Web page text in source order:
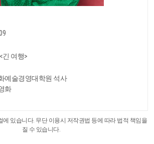
긴 여행>
예술경영대학원 석사
화
에 있습니다. 무단 이용시 저작권법 등에 따라 법적 책임을
질 수 있습니다.